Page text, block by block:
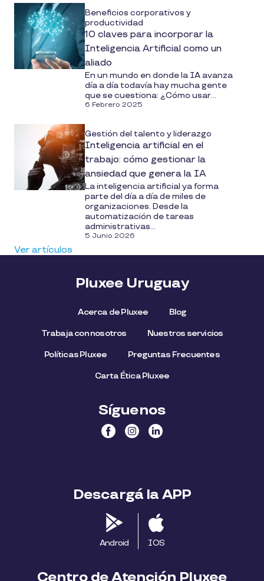
Beneficios corporativos y
productividad
10 claves para incorporar la
Inteligencia Artificial como un
aliado
En un mundo en donde la IA avanza
día a día todavía hay mucha gente
que se cuestiona: ¿Cómo usar...
6 Febrero 2025
Gestión del talento y liderazgo
Inteligencia artificial en el
trabajo: cómo gestionar la
ansiedad que genera la IA
La inteligencia artificial ya forma
parte del día a día de miles de
organizaciones. Desde la
automatización de tareas
administrativas...
5 Junio 2026
Ver artículos
Pluxee Uruguay
Acerca de Pluxee Blog
Trabaja con nosotros Nuestros servicios
Políticas Pluxee Preguntas Frecuentes
Carta Ética Pluxee
Síguenos
Descargá la APP
Android IOS
Centro de Atención Pluxee